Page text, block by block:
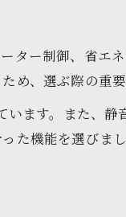
ー制御、省エネ
め、選ぶ際の重要
ます。また、静
た機能を選びまし